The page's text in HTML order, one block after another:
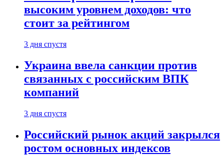
высоким уровнем доходов: что
стоит за рейтингом
3 дня спустя
Украина ввела санкции против
связанных с российским ВПК
компаний
3 дня спустя
Российский рынок акций закрылся
ростом основных индексов